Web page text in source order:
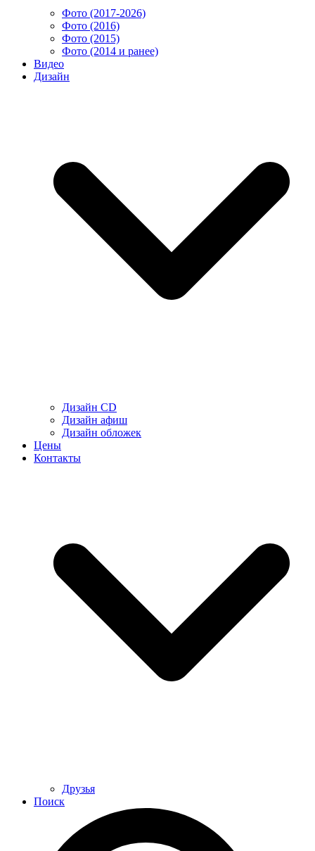
Фото (2017-2026)
Фото (2016)
Фото (2015)
Фото (2014 и ранее)
Видео
Дизайн
Дизайн CD
Дизайн афиш
Дизайн обложек
Цены
Контакты
Друзья
Поиск